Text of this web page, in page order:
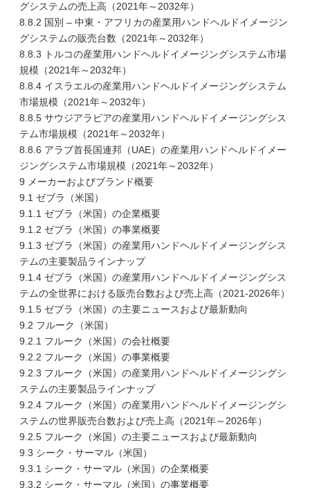
グシステムの売上高（2021年～2032年）
8.8.2 国別 – 中東・アフリカの産業用ハンドヘルドイメージン
グシステムの販売台数（2021年～2032年）
8.8.3 トルコの産業用ハンドヘルドイメージングシステム市場
規模（2021年～2032年）
8.8.4 イスラエルの産業用ハンドヘルドイメージングシステム
市場規模（2021年～2032年）
8.8.5 サウジアラビアの産業用ハンドヘルドイメージングシス
テム市場規模（2021年～2032年）
8.8.6 アラブ首長国連邦（UAE）の産業用ハンドヘルドイメー
ジングシステム市場規模（2021年～2032年）
9 メーカーおよびブランド概要
9.1 ゼブラ（米国）
9.1.1 ゼブラ（米国）の企業概要
9.1.2 ゼブラ（米国）の事業概要
9.1.3 ゼブラ（米国）の産業用ハンドヘルドイメージングシス
テムの主要製品ラインナップ
9.1.4 ゼブラ（米国）の産業用ハンドヘルドイメージングシス
テムの全世界における販売台数および売上高（2021-2026年）
9.1.5 ゼブラ（米国）の主要ニュースおよび最新動向
9.2 フルーク（米国）
9.2.1 フルーク（米国）の会社概要
9.2.2 フルーク（米国）の事業概要
9.2.3 フルーク（米国）の産業用ハンドヘルドイメージングシ
ステムの主要製品ラインナップ
9.2.4 フルーク（米国）の産業用ハンドヘルドイメージングシ
ステムの世界販売台数および売上高（2021年～2026年）
9.2.5 フルーク（米国）の主要ニュースおよび最新動向
9.3 シーク・サーマル（米国）
9.3.1 シーク・サーマル（米国）の企業概要
9.3.2 シーク・サーマル（米国）の事業概要